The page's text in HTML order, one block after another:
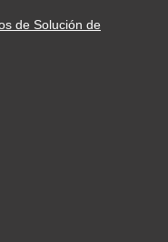
de Solución de